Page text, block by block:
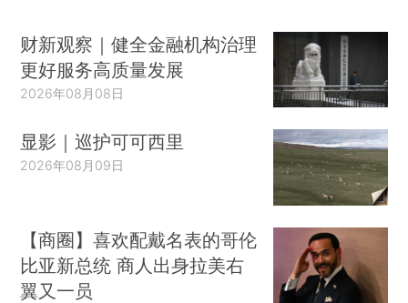
财新观察｜健全金融机构治理
更好服务高质量发展
2026年08月08日
显影｜巡护可可西里
2026年08月09日
【商圈】喜欢配戴名表的哥伦
比亚新总统 商人出身拉美右
翼又一员